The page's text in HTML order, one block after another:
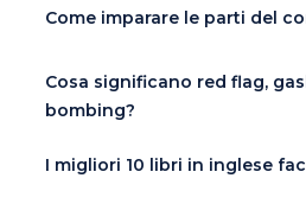
Come imparare le parti del
Cosa significano red flag,
bombing?
I migliori 10 libri in inglese